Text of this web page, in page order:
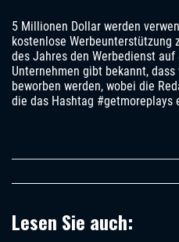
5 Millionen Dollar werden
kostenlose Werbeunterstützung
des Jahres den Werbedienst
Unternehmen gibt bekannt,
beworben werden, wobei die
die das Hashtag #getmoreplays
Lesen Sie auch: